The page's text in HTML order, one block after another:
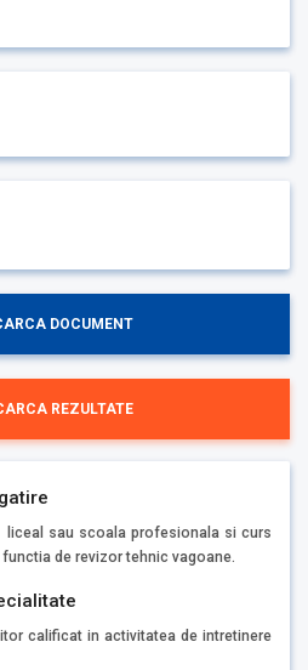
DOCUMENT
REZULTATE
liceal sau scoala profesionala si curs
de revizor tehnic vagoane.
calificat in activitatea de intretinere